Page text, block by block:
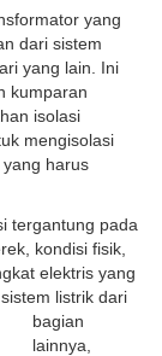
yang
dari sistem
yang lain. Ini
kumparan
isolasi
mengisolasi
harus
tergantung pada
kondisi fisik,
elektris yang
listrik dari
bagian
lainnya,